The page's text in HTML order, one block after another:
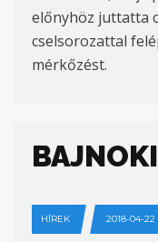
előnyhöz juttatta
cselsorozattal
mérkőzést.
HÍREK 2018-04-22